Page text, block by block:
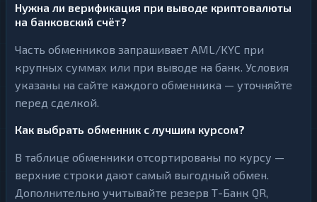
Нужна ли верификация при выводе криптовалюты
на банковский счёт?
Часть обменников запрашивает AML/KYC при
крупных суммах или при выводе на банк. Условия
указаны на сайте каждого обменника — уточняйте
перед сделкой.
Как выбрать обменник с лучшим курсом?
В таблице обменники отсортированы по курсу —
верхние строки дают самый выгодный обмен.
Дополнительно учитывайте резерв Т-Банк QR,